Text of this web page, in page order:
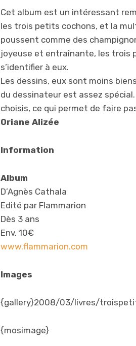
Cet album est un intéressant
les trois petits cochons, et la
poussent comme des
joyeuse et entraînante, les
s’identifier à eux.
Les dessins, eux sont moins
du dessinateur est assez
choisis, ce qui permet de faire
Oriane Alizée
Information
Album
D’Agnès Cathala
Edité par Flammarion
Dès 3 ans
Env. 10€
www.flammarion.com
Images
{gallery}2008/03/livres/
{mosimage}